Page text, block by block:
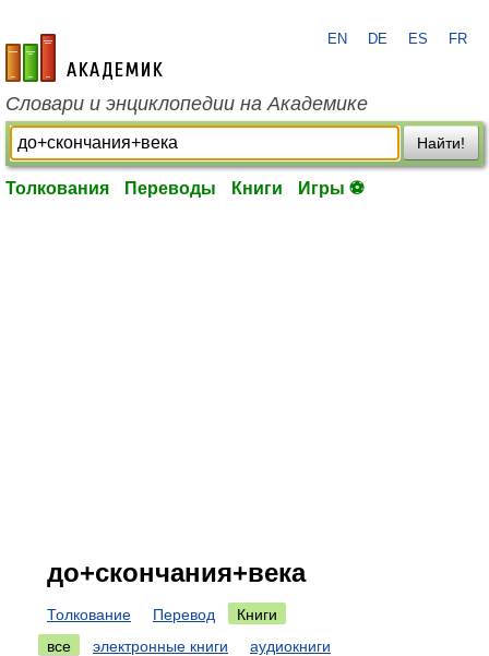
academic.ru
EN DE ES FR
Словари и энциклопедии на Академике
Найти!
Толкования Переводы Книги Игры ⚽
до+скончания+века
Толкование Перевод
Книги
все
электронные книги аудиокниги